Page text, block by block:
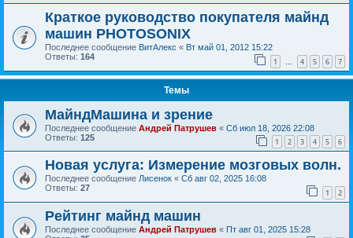
Краткое руководство покупателя майнд
машин PHOTOSONIX
Последнее сообщение ВитАлекс « Вт май 01, 2012 15:22
Ответы: 164 1 … 4 5 6 7
Темы
МайндМашина и зрение
Последнее сообщение Андрей Патрушев « Сб июл 18, 2026 22:08
Ответы: 125 1 2 3 4 5 6
Новая услуга: Измерение мозговых волн.
Последнее сообщение Лисенок « Сб авг 02, 2025 16:08
Ответы: 27 1 2
Рейтинг майнд машин
Последнее сообщение Андрей Патрушев « Пт авг 01, 2025 15:28